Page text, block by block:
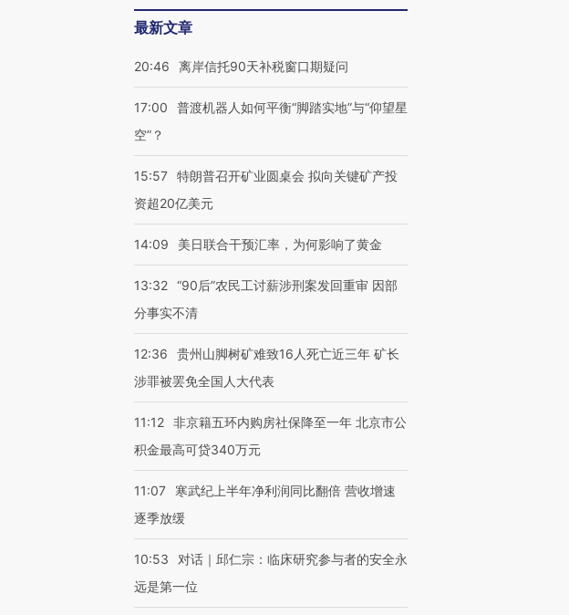
最新文章
20:46 离岸信托90天补税窗口期疑问
17:00
普渡机器人如何平衡“脚踏实地”与“仰望星
空”？
15:57 特朗普召开矿业圆桌会 拟向关键矿产投
资超20亿美元
14:09 美日联合干预汇率，为何影响了黄金
13:32 “90后”农民工讨薪涉刑案发回重审 因部
分事实不清
12:36
贵州山脚树矿难致16人死亡近三年 矿长
涉罪被罢免全国人大代表
11:12 非京籍五环内购房社保降至一年 北京市公
积金最高可贷340万元
11:07
寒武纪上半年净利润同比翻倍 营收增速
逐季放缓
10:53
对话｜邱仁宗：临床研究参与者的安全永
远是第一位